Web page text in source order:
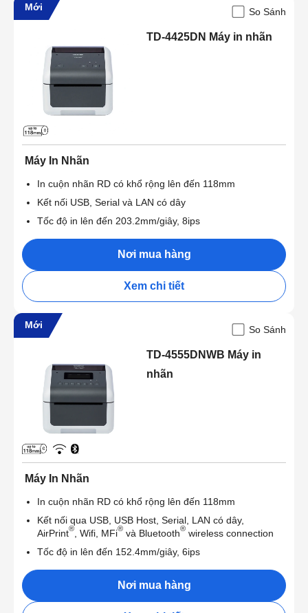
Mới So Sánh
TD-4425DN Máy in nhãn
Máy In Nhãn
In cuộn nhãn RD có khổ rộng lên đến 118mm
Kết nối USB, Serial và LAN có dây
Tốc độ in lên đến 203.2mm/giây, 8ips
Nơi mua hàng
Xem chi tiết
Mới So Sánh
TD-4555DNWB Máy in
nhãn
Máy In Nhãn
In cuộn nhãn RD có khổ rộng lên đến 118mm
Kết nối qua USB, USB Host, Serial, LAN có dây,
AirPrint® , Wifi, MFi® và Bluetooth® wireless connection
Tốc độ in lên đến 152.4mm/giây, 6ips
Nơi mua hàng